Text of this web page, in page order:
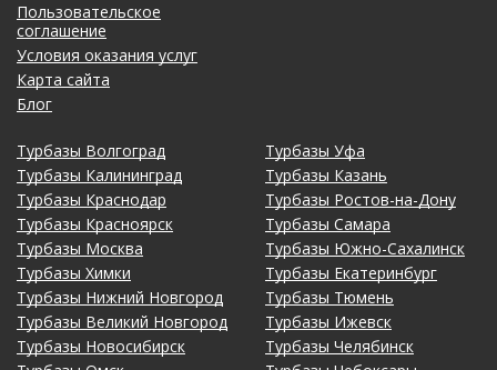
Пользовательское
соглашение
Условия оказания услуг
Карта сайта
Блог
Турбазы Волгоград
Турбазы Калининград
Турбазы Краснодар
Турбазы Красноярск
Турбазы Москва
Турбазы Химки
Турбазы Нижний Новгород
Турбазы Великий Новгород
Турбазы Новосибирск
Турбазы Уфа
Турбазы Казань
Турбазы Ростов-на-Дону
Турбазы Самара
Турбазы Южно-Сахалинск
Турбазы Екатеринбург
Турбазы Тюмень
Турбазы Ижевск
Турбазы Челябинск